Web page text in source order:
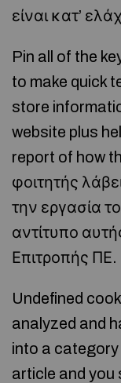
είναι κατ’
Pin all of the
to make quick
store
website plus
report of how
φοιτητής
την εργασία
αντίτυπο
Επιτροπής ΠΕ.
Undefined
analyzed and
into a category
article and you